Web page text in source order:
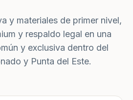
y materiales de primer nivel,
y respaldo legal en una
y exclusiva dentro del
y Punta del Este.